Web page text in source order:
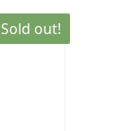
Sold out!